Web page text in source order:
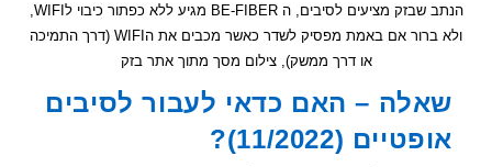
הנתב שבזק מציעים לסיבים, ה BE-FIBER מגיע ללא כפתור כיבוי לWIFI,
ולא ברור אם באמת מפסיק לשדר כאשר מכבים את הWIFI (דרך התמיכה
או דרך ממשק), צילום מסך מתוך אתר בזק
– האם כדאי לעבור לסיבים
(11/2022)?